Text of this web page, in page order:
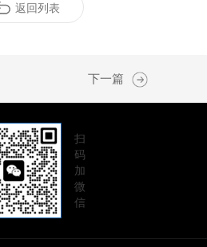
返回列表
下一篇
扫
码
加
微
信